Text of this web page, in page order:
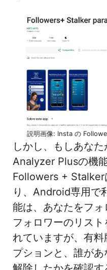
説明画像: Insta の
しかし、もしあな
Analyzer Plusの機
Followers + Stalker
り、Android専用で
能は、あなたをフ
フォロワーのリス
れていますが、有
プションと、誰が